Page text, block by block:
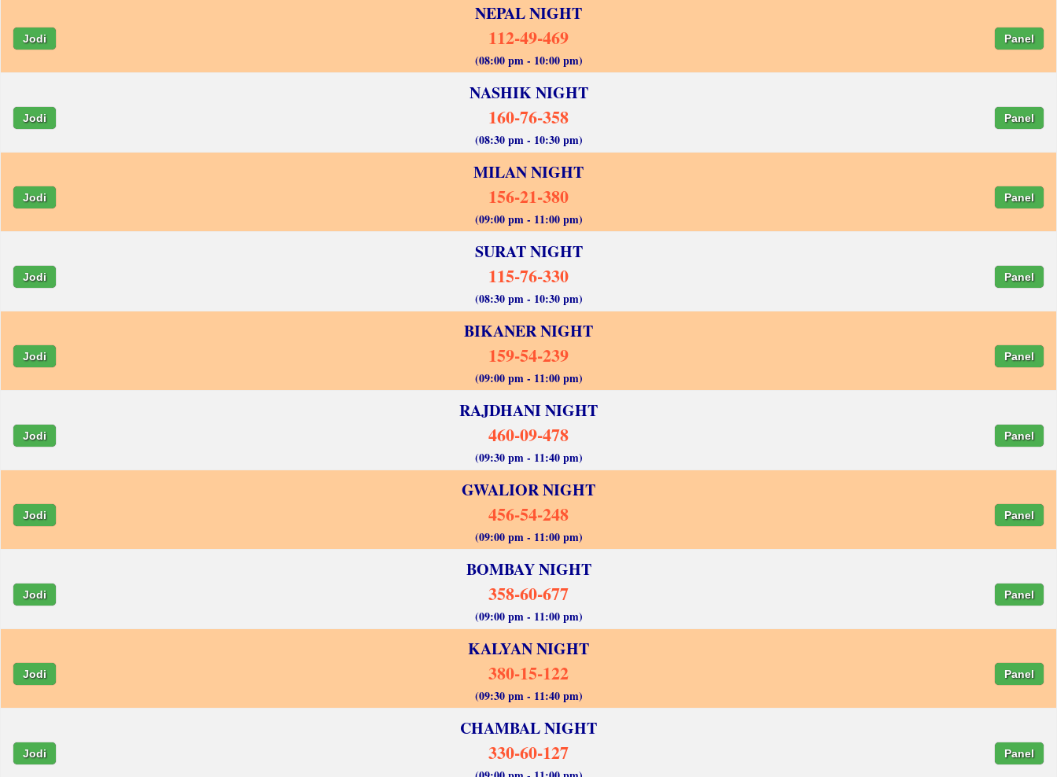
NEPAL NIGHT
Jodi 112-49-469 Panel
(08:00 pm - 10:00 pm)
NASHIK NIGHT
Jodi 160-76-358 Panel
(08:30 pm - 10:30 pm)
MILAN NIGHT
Jodi 156-21-380 Panel
(09:00 pm - 11:00 pm)
SURAT NIGHT
Jodi 115-76-330 Panel
(08:30 pm - 10:30 pm)
BIKANER NIGHT
Jodi 159-54-239 Panel
(09:00 pm - 11:00 pm)
RAJDHANI NIGHT
Jodi 460-09-478 Panel
(09:30 pm - 11:40 pm)
GWALIOR NIGHT
Jodi 456-54-248 Panel
(09:00 pm - 11:00 pm)
BOMBAY NIGHT
Jodi 358-60-677 Panel
(09:00 pm - 11:00 pm)
KALYAN NIGHT
Jodi 380-15-122 Panel
(09:30 pm - 11:40 pm)
CHAMBAL NIGHT
Jodi 330-60-127 Panel